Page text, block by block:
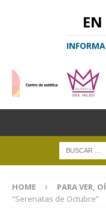
HOME PARA VER,
“Serenatas de Octubre”